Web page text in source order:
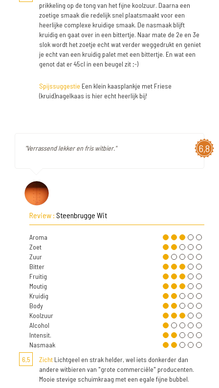
prikkeling op de tong van het fijne koolzuur. Daarna een
zoetige smaak die redelijk snel plaatsmaakt voor een
heerlijke complexe kruidige smaak. De nasmaak blijft
kruidig en gaat over in een bittertje. Naar mate de 2e en 3e
slok wordt het zoetje echt wat verder weggedrukt en geniet
je echt van een kruidig palet met een bittertje. En wat een
genot dat er 45cl in een beugel zit ;-)
Spijssuggestie Een klein kaasplankje met Friese
(kruid)nagelkaas is hier echt heerlijk bij!
6,8
"Verrassend lekker en fris witbier."
Review : Steenbrugge Wit
Aroma
Zoet
Zuur
Bitter
Fruitig
Moutig
Kruidig
Body
Koolzuur
Alcohol
Intensit.
Nasmaak
6,5
Zicht Lichtgeel en strak helder, wel iets donkerder dan
andere witbieren van "grote commerciële" producenten.
Mooie stevige schuimkraag met een egale fijne bubbel.